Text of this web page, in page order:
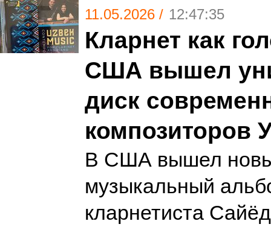
11.05.2026 / 12:47:35
Кларнет как
США вышел
диск
композиторов
В США вышел
музыкальный
кларнетиста